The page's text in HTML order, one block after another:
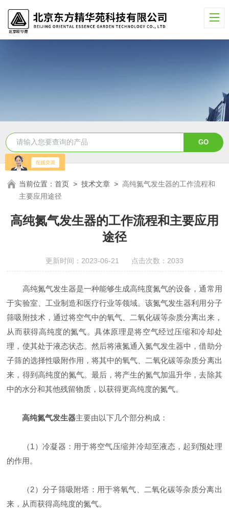
当前位置：首页 >技术文章 > 高纯氮气发生器的工作流程和
主要应用途径
高纯氮气发生器的工作流程和主要应用
途径
更新时间：2023-06-21 点击次数：2033
高纯氮气发生器是一种能够生成高纯度氮气的设备，通常用
于实验室、工业制造和医疗行业等领域。该氮气发生器利用分子
筛吸附技术，通过将空气中的氧气、二氧化碳等杂质分离出来，
从而获得高纯度的氮气。具体原理是将空气经过压缩和冷却处
理，使其处于液态状态。然后将液氮通入氮气发生器中，借助分
子筛的选择性吸附作用，将其中的氧气、二氧化碳等杂质分离出
来，得到高纯度的氮气。最后，将产生的氮气加温升华，去除其
中的水分和其他残留物质，以获得更高纯度的氮气。
高纯氮气发生器主要由以下几个部分构成：
（1）冷凝器：用于将空气压缩并冷却至液态，起到预处理
的作用。
（2）分子筛吸附塔：用于将氧气、二氧化碳等杂质分离出
来，从而获得高纯度的氮气。